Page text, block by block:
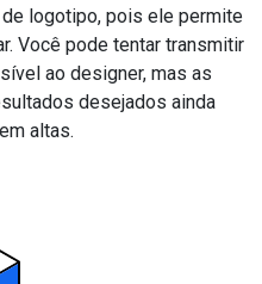
logotipo, pois ele permite
Você pode tentar transmitir
ao designer, mas as
desejados ainda
altas.